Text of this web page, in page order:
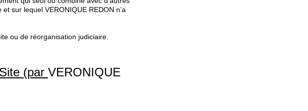
sur lequel VERONIQUE REDON n’a
ou de réorganisation judiciaire.
(par VERONIQUE